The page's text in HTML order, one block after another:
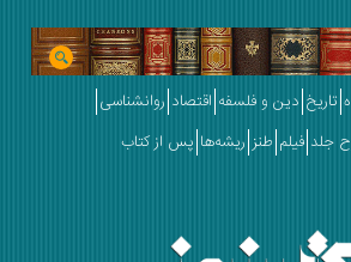
دین و فلسفه اقتصاد روانشناسی
فیلم طنز ریشه‌ها پس از کتاب